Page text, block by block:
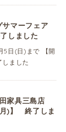
マーフェア
しました
5日(日)まで 【開
しました
家具三島店
月)】 終了しま